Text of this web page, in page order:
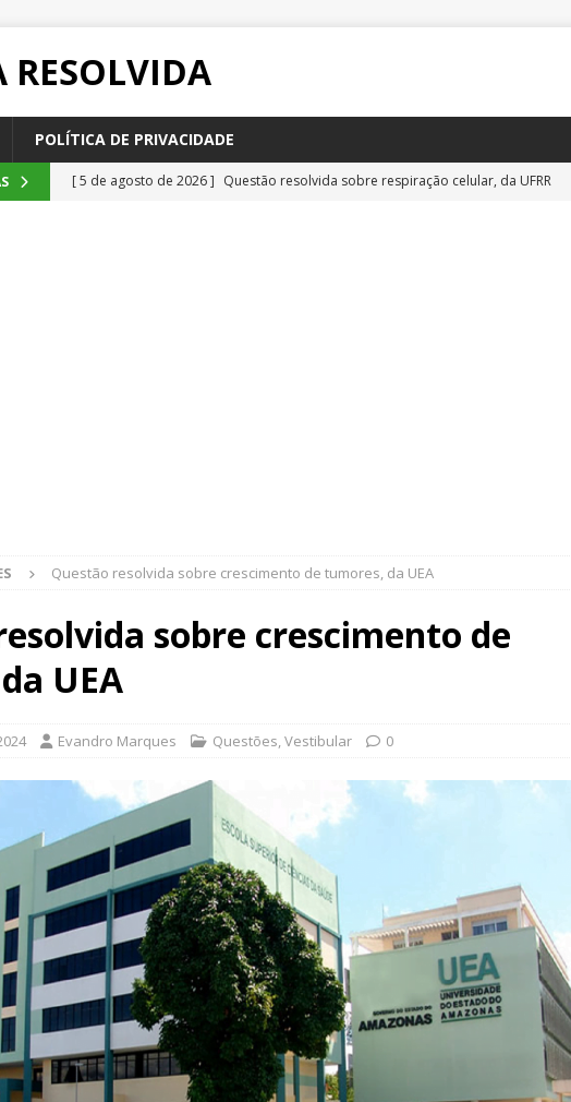
RESOLVIDA
POLÍTICA DE PRIVACIDADE
[ 5 de agosto de 2026 ] Questão resolvida sobre respiração celular, da UFRR
Questão resolvida sobre crescimento de tumores, da UEA
sobre crescimento de
UEA
Evandro Marques Questões,Vestibular 0